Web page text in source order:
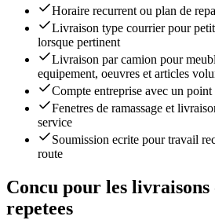
Horaire recurrent ou plan de
Livraison type courrier pour
lorsque pertinent
Livraison par camion pour
equipement, oeuvres et articles
Compte entreprise avec un point
Fenetres de ramassage et
service
Soumission ecrite pour travail
route
Concu pour les
repetees